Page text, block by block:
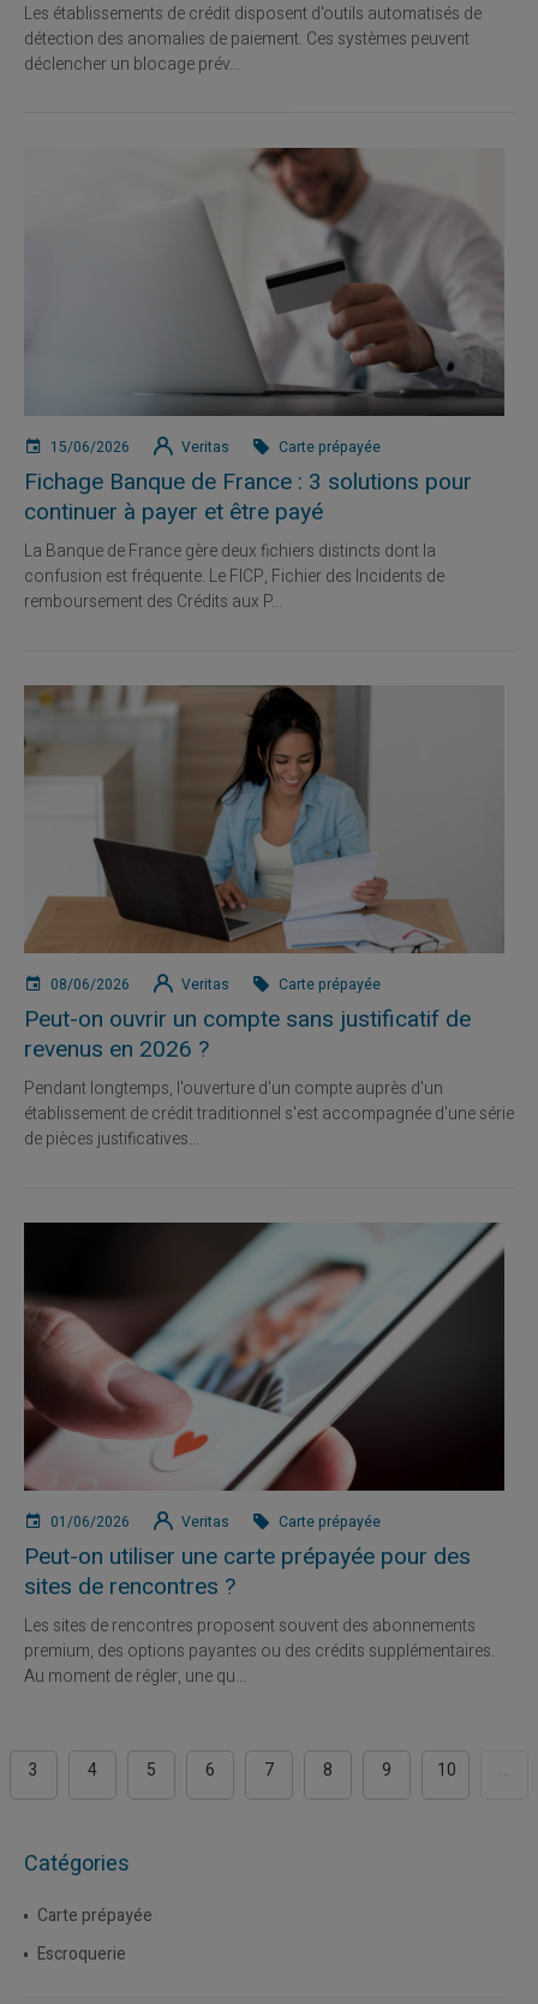
Les établissements de crédit disposent d'outils automatisés de
détection des anomalies de paiement. Ces systèmes peuvent
déclencher un blocage prév...
15/06/2026 Veritas Carte prépayée
Fichage Banque de France : 3 solutions pour
continuer à payer et être payé
La Banque de France gère deux fichiers distincts dont la
confusion est fréquente. Le FICP, Fichier des Incidents de
remboursement des Crédits aux P...
08/06/2026 Veritas Carte prépayée
Peut-on ouvrir un compte sans justificatif de
revenus en 2026 ?
Pendant longtemps, l'ouverture d'un compte auprès d'un
établissement de crédit traditionnel s'est accompagnée d'une série
de pièces justificatives...
01/06/2026 Veritas Carte prépayée
Peut-on utiliser une carte prépayée pour des
sites de rencontres ?
Les sites de rencontres proposent souvent des abonnements
premium, des options payantes ou des crédits supplémentaires.
Au moment de régler, une qu...
3 4 5 6 7 8 9 10 ...
Catégories
Carte prépayée
Escroquerie